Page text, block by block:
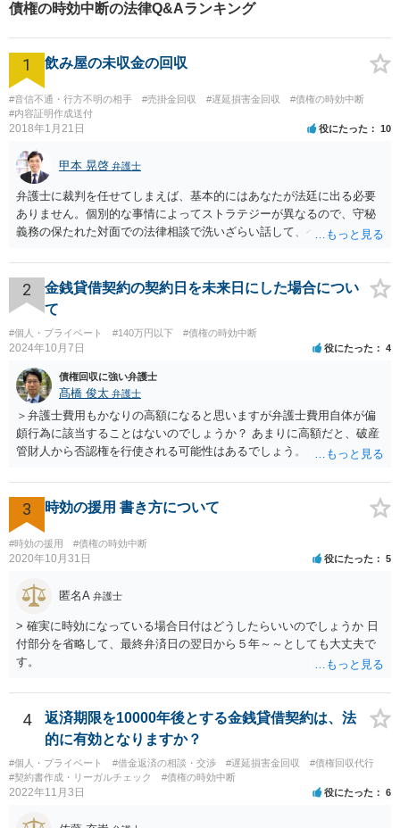
債権の時効中断の法律Q&Aランキング
1 飲み屋の未収金の回収
#音信不通・行方不明の相手 #売掛金回収 #遅延損害金回収
#債権の時効中断
#内容証明作成送付
2018年1月21日 役にたった 10
甲本 晃啓 弁護士
弁護士に裁判を任せてしまえば、基本的にはあなたが法廷に出る必要
ありません。個別的な事情によってストラテジーが異なるので、守秘
義務の保たれた対面での法律相談で洗いざらい話して、ベストな方法
2
金銭貸借契約の契約日を未来日にした場合につい
て
#個人・プライベート #140万円以下 #債権の時効中断
2024年10月7日 役にたった 4
債権回収に強い弁護士
髙橋 俊太 弁護士
＞弁護士費用もかなりの高額になると思いますが弁護士費用自体が偏
頗行為に該当することはないのでしょうか？ あまりに高額だと、破産
管財人から否認権を行使される可能性はあるでしょう。 ＞このレベル
定した収入があります】とのことなので、法テラスの利用は難しいと
思われます。 此方での当方回答は以上となりますが、参考になれば幸
いです。
3 時効の援用 書き方について
#時効の援用 #債権の時効中断
2020年10月31日 役にたった 5
匿名A 弁護士
> 確実に時効になっている場合日付はどうしたらいいのでしょうか 日
付部分を省略して、最終弁済日の翌日から５年～～としても大丈夫で
す。
4
返済期限を10000年後とする金銭貸借契約は、法
的に有効となりますか？
#個人・プライベート #借金返済の相談・交渉 #遅延損害金回収
#債権回収代行
#契約書作成・リーガルチェック
#債権の時効中断
2022年11月3日 役にたった 6